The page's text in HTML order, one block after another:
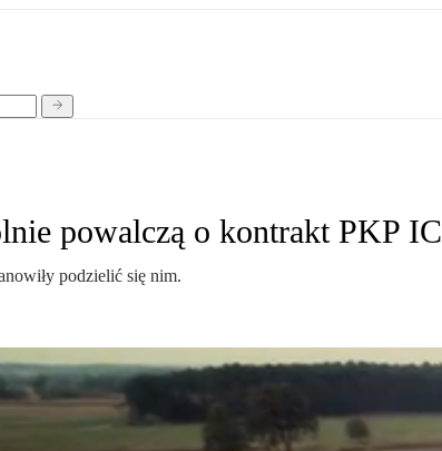
powalczą o kontrakt PKP IC
podzielić się nim.